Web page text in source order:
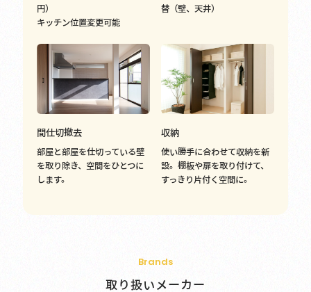
円）
キッチン位置変更可能
替（壁、天井）
間仕切撤去
部屋と部屋を仕切っている壁
を取り除き、空間をひとつに
します。
収納
使い勝手に合わせて収納を新
設。棚板や扉を取り付けて、
すっきり片付く空間に。
Brands
取り扱いメーカー